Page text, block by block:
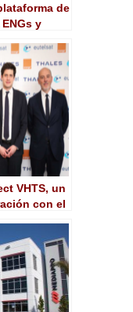
de
y
VHTS, un
con el